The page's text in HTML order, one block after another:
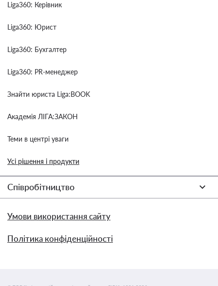
Liga360: Керівник
Liga360: Юрист
Liga360: Бухгалтер
Liga360: PR-менеджер
Знайти юриста Liga:BOOK
Академія ЛІГА:ЗАКОН
Теми в центрі уваги
Усі рішення і продукти
Співробітництво
Умови використання сайту
Політика конфіденційності